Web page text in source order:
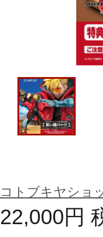
コトブキヤショ
22,000円